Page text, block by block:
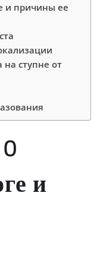
и причины ее
на ступне от
и